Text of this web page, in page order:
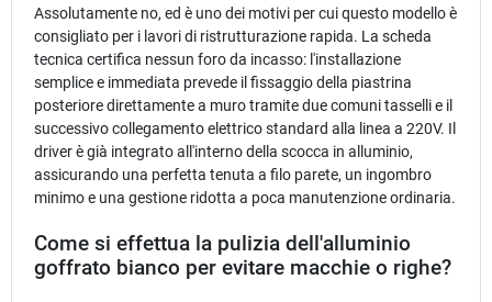
Assolutamente no, ed è uno dei motivi per cui questo modello è
consigliato per i lavori di ristrutturazione rapida. La scheda
tecnica certifica nessun foro da incasso: l'installazione
semplice e immediata prevede il fissaggio della piastrina
posteriore direttamente a muro tramite due comuni tasselli e il
successivo collegamento elettrico standard alla linea a 220V. Il
driver è già integrato all'interno della scocca in alluminio,
assicurando una perfetta tenuta a filo parete, un ingombro
minimo e una gestione ridotta a poca manutenzione ordinaria.
Come si effettua la pulizia dell'alluminio
goffrato bianco per evitare macchie o righe?